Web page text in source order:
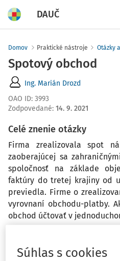
DAUČ
Domov Praktické nástroje Otázky
Spotový obchod
Ing. Marián Drozd
OAO ID: 3993
Zodpovedané: 14. 9. 2021
Celé znenie otázky
Firma zrealizovala spot
zaoberajúcej sa
spoločnosť na základe
faktúry do tretej krajiny od
previedla. Firme o
vyrovnaní obchodu-platby.
obchod účtovať v
Súhlas s cookies